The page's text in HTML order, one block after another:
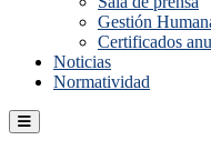
Gestión
Certificados
Noticias
Normatividad